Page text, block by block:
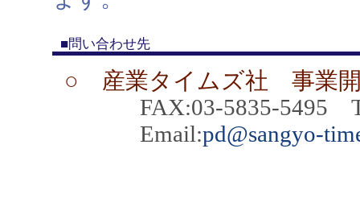
■問い合わせ先
○ 産業タイムズ社 事業
FAX:03-5835-5495
Email:pd@sangyo-